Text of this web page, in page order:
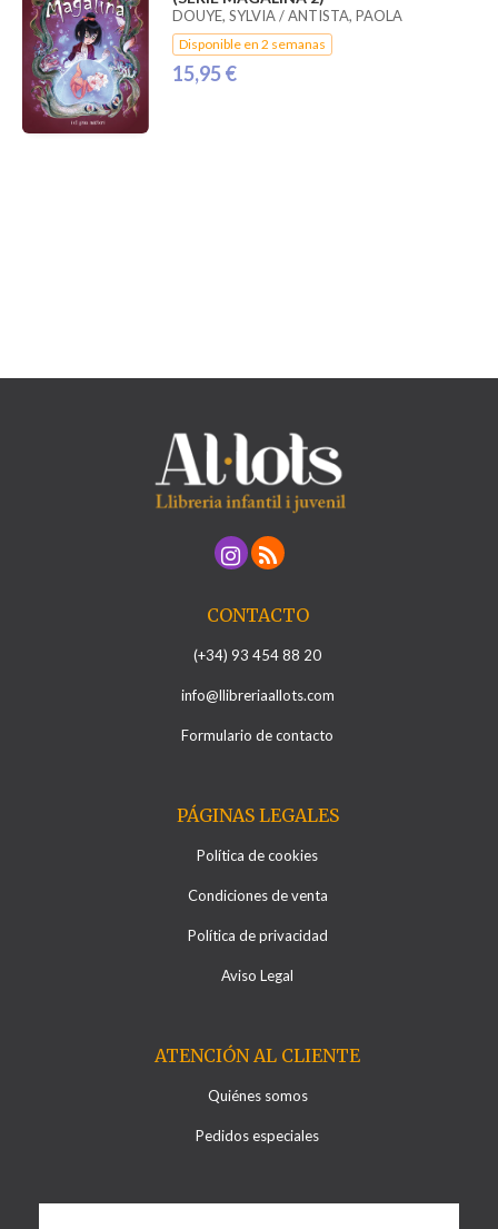
DOUYE, SYLVIA / ANTISTA, PAOLA
Disponible en 2 semanas
15,95 €
CONTACTO
(+34) 93 454 88 20
info@llibreriaallots.com
Formulario de contacto
PÁGINAS LEGALES
Política de cookies
Condiciones de venta
Política de privacidad
Aviso Legal
ATENCIÓN AL CLIENTE
Quiénes somos
Pedidos especiales